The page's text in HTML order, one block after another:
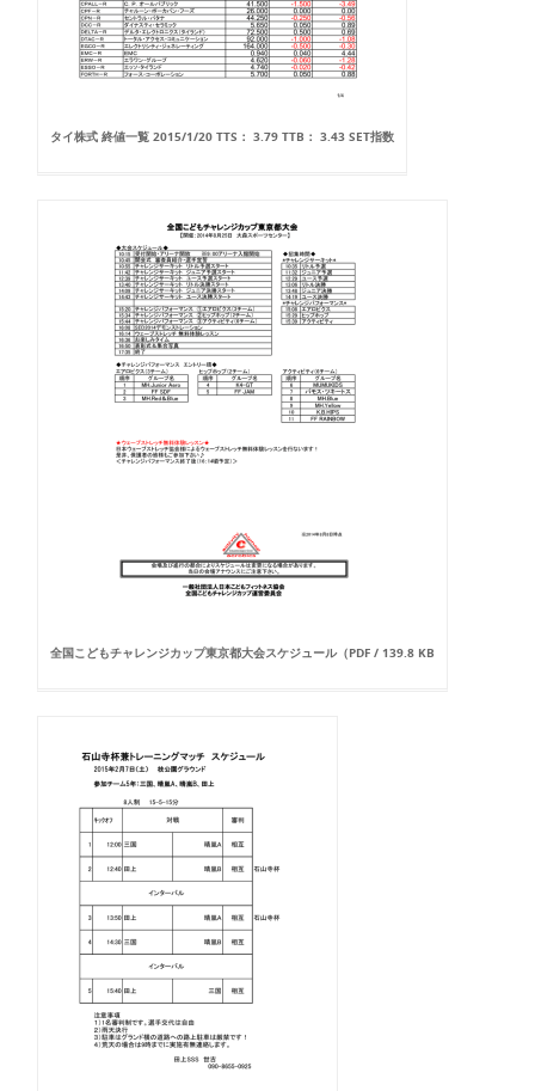
タイ株式 終値一覧 2015/1/20 TTS： 3.79 TTB： 3.43 SET指数
全国こどもチャレンジカップ東京都大会スケジュール（PDF / 139.8 KB